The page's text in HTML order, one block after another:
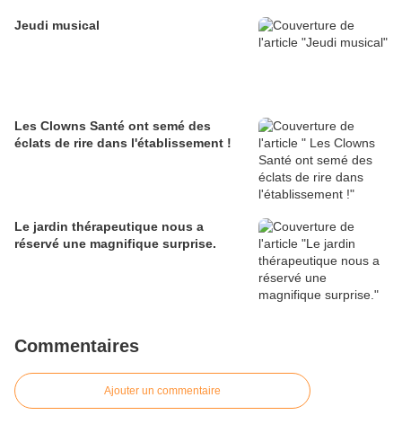
Jeudi musical
Les Clowns Santé ont semé des
éclats de rire dans l'établissement !
Le jardin thérapeutique nous a
réservé une magnifique surprise.
Commentaires
Ajouter un commentaire